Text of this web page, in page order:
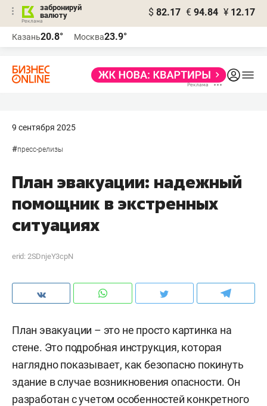
забронируй
валюту
$ 82.17 € 94.84 ¥ 12.17
Казань20.8° Москва23.9°
9 сентября 2025
#пресс-релизы
План эвакуации: надежный
помощник в экстренных
ситуациях
erid: 2SDnjeY3cpN
План эвакуации – это не просто картинка на
стене. Это подробная инструкция, которая
наглядно показывает, как безопасно покинуть
здание в случае возникновения опасности. Он
разработан с учетом особенностей конкретного